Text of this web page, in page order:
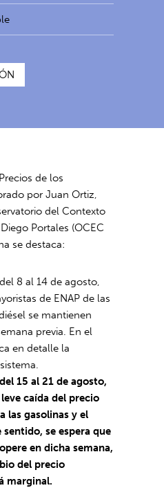
de los
por Juan Ortiz,
del Contexto
Portales (OCEC
se destaca:
8 al 14 de agosto,
de ENAP de las
se mantienen
previa. En el
en detalle la
15 al 21 de agosto,
caída del precio
las gasolinas y el
sentido, se espera que
en dicha semana,
del precio
marginal.